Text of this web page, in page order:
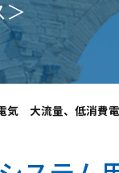
＞
気 大流量、低消費